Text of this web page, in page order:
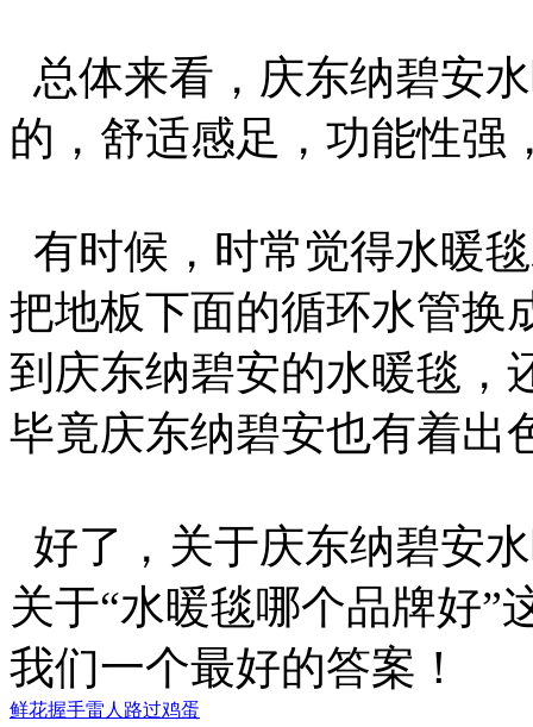
总体来看，庆东纳碧安
的，舒适感足，功能性强
有时候，时常觉得水暖
把地板下面的循环水管换
到庆东纳碧安的水暖毯，
毕竟庆东纳碧安也有着出
好了，关于庆东纳碧安
关于“水暖毯哪个品牌好”
我们一个最好的答案！
鲜花握手雷人 路过鸡蛋